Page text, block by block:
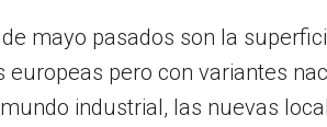
mayo pasados son la
pero con variantes
industrial, las nuevas